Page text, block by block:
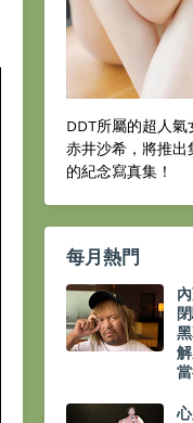
DDT所屬的超人
赤井沙希，將推出
的紀念寫真集！
每月熱門